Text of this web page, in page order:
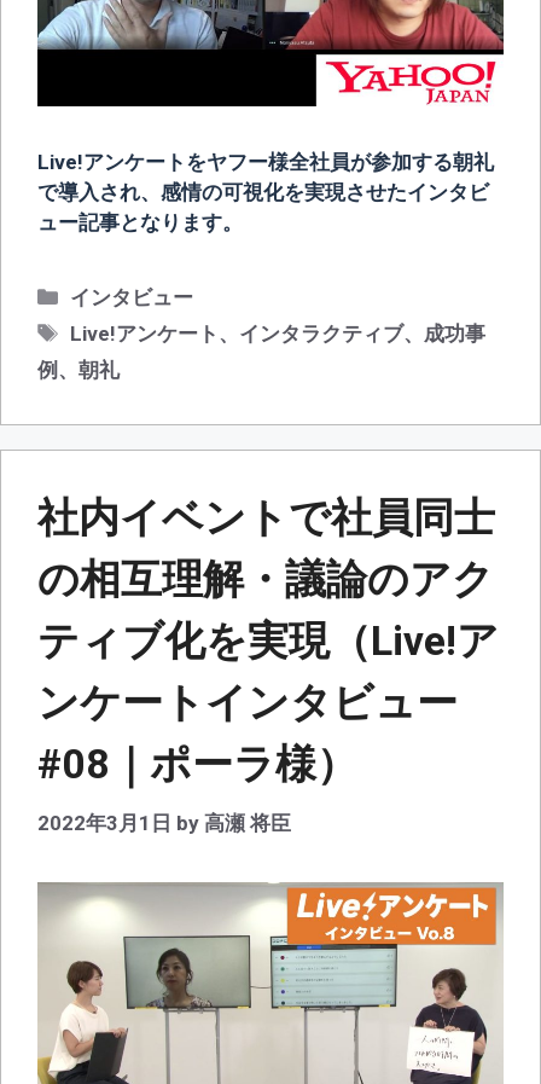
Live!アンケートをヤフー様全社員が参加する朝礼
で導入され、感情の可視化を実現させたインタビ
ュー記事となります。
カ
テ
リ
インタビュー
タ
グ
Live!アンケート 、 インタラクティブ、 成功事
例 、 朝礼
社内イベントで社員同士
の相互理解・議論のアク
ティブ化を実現（Live!ア
ンケートインタビュー
#08｜ポーラ様）
2022年3月1日 by 高瀬 将臣